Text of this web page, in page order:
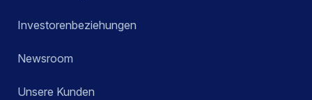
Investorenbeziehungen
Newsroom
Unsere Kunden